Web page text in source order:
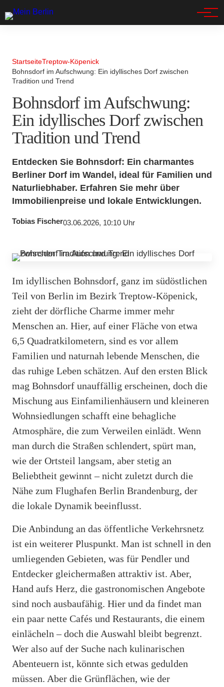
StartseiteTreptow-Köpenick
Bohnsdorf im Aufschwung: Ein idyllisches Dorf zwischen
Tradition und Trend
Bohnsdorf im Aufschwung:
Ein idyllisches Dorf zwischen
Tradition und Trend
Entdecken Sie Bohnsdorf: Ein charmantes
Berliner Dorf im Wandel, ideal für Familien und
Naturliebhaber. Erfahren Sie mehr über
Immobilienpreise und lokale Entwicklungen.
Tobias Fischer03.06.2026, 10:10 Uhr
Im idyllischen Bohnsdorf, ganz im südöstlichen
Teil von Berlin im Bezirk Treptow-Köpenick,
zieht der dörfliche Charme immer mehr
Menschen an. Hier, auf einer Fläche von etwa
6,5 Quadratkilometern, sind es vor allem
Familien und naturnah lebende Menschen, die
das ruhige Leben schätzen. Auf den ersten Blick
mag Bohnsdorf unauffällig erscheinen, doch die
Mischung aus Einfamilienhäusern und kleineren
Wohnsiedlungen schafft eine behagliche
Atmosphäre, die zum Verweilen einlädt. Wenn
man durch die Straßen schlendert, spürt man,
wie der Ortsteil langsam, aber stetig an
Beliebtheit gewinnt – nicht zuletzt durch die
Nähe zum Flughafen Berlin Brandenburg, der
die lokale Dynamik beeinflusst.
Die Anbindung an das öffentliche Verkehrsnetz
ist ein weiterer Pluspunkt. Man ist schnell in den
umliegenden Gebieten, was für Pendler und
Entdecker gleichermaßen attraktiv ist. Aber,
Hand aufs Herz, die gastronomischen Angebote
sind noch ausbaufähig. Hier und da findet man
ein paar nette Cafés und Restaurants, die einem
einlächeln – doch die Auswahl bleibt begrenzt.
Wer also auf der Suche nach kulinarischen
Abenteuern ist, könnte sich etwas gedulden
müssen. Aber die Grünflächen, wie der